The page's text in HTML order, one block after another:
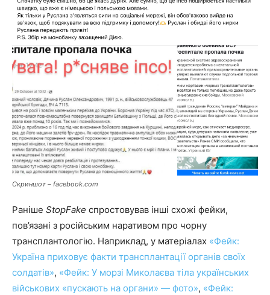
Скриншот – facebook.com
Раніше StopFake спростовував інші схожі фейки,
пов’язані з російським наративом про чорну
трансплантологію. Наприклад, у матеріалах «Фейк:
Україна приховує факти трансплантації органів своїх
солдатів», «Фейк: У морзі Миколаєва тіла українських
військових «пускають на органи» — фото», «Фейк: